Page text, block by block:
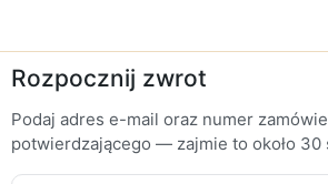
Rozpocznij zwrot
Podaj adres e-mail oraz numer
potwierdzającego — zajmie to około 30